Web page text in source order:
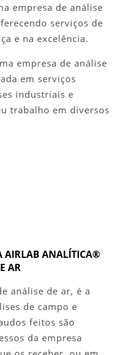
empresa de análise
serviços de
e na excelência.
empresa de análise
em serviços
industriais e
trabalho em diversos
AIRLAB ANALÍTICA®
AR
análise de ar, é a
de campo e
feitos são
da empresa